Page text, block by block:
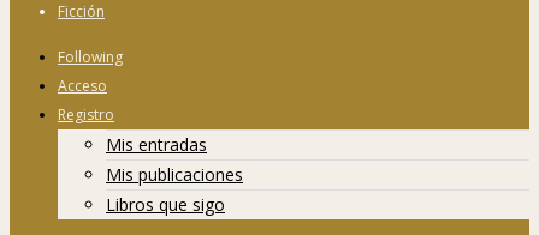
Ficción
Following
Acceso
Registro
Mis entradas
Mis publicaciones
Libros que sigo